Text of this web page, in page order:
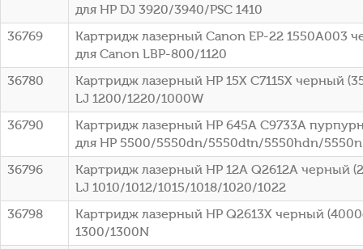
для HP DJ 3920/3940/PSC 1410
36769
Картридж лазерный Canon EP-22 1550A003
для Canon LBP-800/1120
36780
Картридж лазерный HP 15X C7115X черный
LJ 1200/1220/1000W
36790
Картридж лазерный HP 645A C9733A
для HP 5500/5550dn/5550dtn/5550hdn/5550n
36796
Картридж лазерный HP 12A Q2612A черный
LJ 1010/1012/1015/1018/1020/1022
36798
Картридж лазерный HP Q2613X черный
1300/1300N